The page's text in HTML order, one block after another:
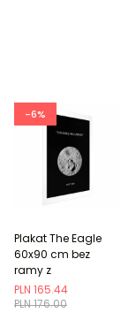
-6%
PLN 176.00
PLN 165.44
Plakat The Eagle
60x90 cm bez
ramy z
marginesem